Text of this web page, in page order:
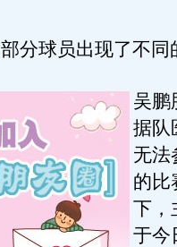
球员出现了不同
吴鹏
据队
无法
的比
下，
于今